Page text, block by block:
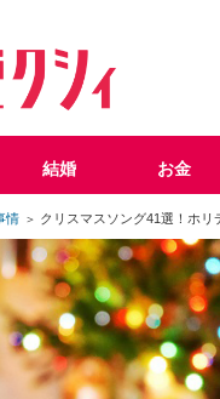
結婚 お金
情 クリスマスソング41選！ホ